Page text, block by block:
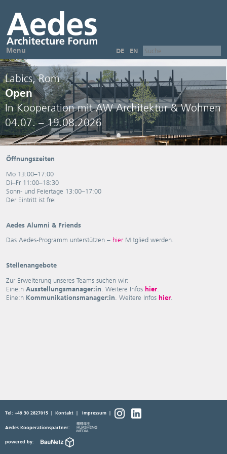
DE EN
Menu
Labics, Rom
Open
In Kooperation mit AW Architektur & Wohnen
04.07. – 19.08.2026
Öffnungszeiten
Mo 13:00–17:00
Di–Fr 11:00–18:30
Sonn- und Feiertage 13:00–17:00
Der Eintritt ist frei
Aedes Alumni & Friends
Das Aedes-Programm unterstützen – hier Mitglied werden.
Stellenangebote
Zur Erweiterung unseres Teams suchen wir:
Eine:n Ausstellungsmanager:in . Weitere Infos hier
Eine:n Kommunikationsmanager:in . Weitere Infos hier
Tel: +49 30 2827015 |Kontakt |Impressum
Aedes Kooperationspartner:
powered by: